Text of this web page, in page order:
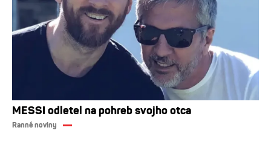
MESSI odletel na pohreb svojho otca
Ranné noviny